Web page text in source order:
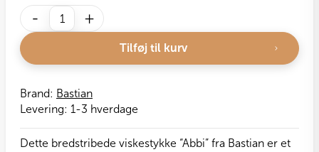
Brand: Bastian
Levering: 1-3 hverdage
Dette bredstribede viskestykke “Abbi” fra Bastian er et
-
Bastian
Viskestykke
Abbi,
Hvid/Dream
antal
+
Tilføj til kurv